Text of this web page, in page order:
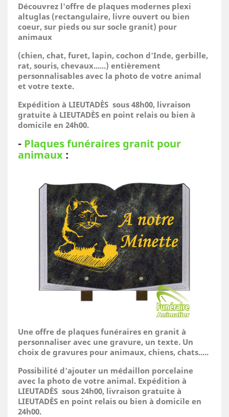
Découvrez l'offre de plaques modernes plexi
altuglas (rectangulaire, livre ouvert ou bien
coeur, sur pieds ou sur socle granit) pour
animaux
(chien, chat, furet, lapin, cochon d'Inde, gerbille,
rat, souris, chevaux......) entièrement
personnalisables avec la photo de votre animal
et votre texte.
Expédition à LIEUTADÈS sous 48h00, livraison
gratuite à LIEUTADÈS en point relais ou bien à
domicile en 24h00.
- Plaques funéraires granit pour
animaux :
Une offre de plaques funéraires en granit à
personnaliser avec une gravure, un texte. Un
choix de gravures pour animaux, chiens, chats.....
Possibilité d'ajouter un médaillon porcelaine
avec la photo de votre animal. Expédition à
LIEUTADÈS sous 24h00, livraison gratuite à
LIEUTADÈS en point relais ou bien à domicile en
24h00.